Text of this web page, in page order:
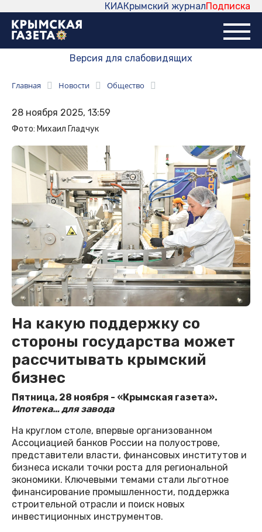
Подписка
Крымский журнал
КИА
Версия для слабовидящих
Главная Новости Общество
28 ноября 2025, 13:59
Фото: Михаил Гладчук
На какую поддержку со
стороны государства может
рассчитывать крымский
бизнес
Пятница, 28 ноября - «Крымская газета».
Ипотека… для завода
На круглом столе, впервые организованном
Ассоциацией банков России на полуострове,
представители власти, финансовых институтов и
бизнеса искали точки роста для региональной
экономики. Ключевыми темами стали льготное
финансирование промышленности, поддержка
строительной отрасли и поиск новых
инвестиционных инструментов.